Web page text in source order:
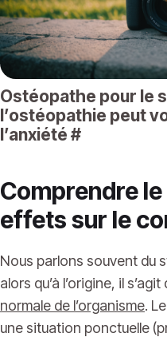
Ostéopathe pour le
l’ostéopathie peut
l’anxiété #
Comprendre
effets sur le
Nous parlons souvent du
alors qu’à l’origine, il s’agit
normale de l’organisme. Le
une situation ponctuelle